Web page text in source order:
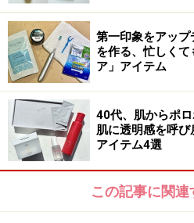
スキンケア効果が欲
たっぷり配合
これ1本でスキンケアもできちゃう
ラボラボ ナチュラルBBクリーム
のあるすっぴん肌に。外側か
第一印象をアッ
を作る、忙しく
ア」アイテム
40代、肌からポ
肌に透明感を呼び
アイテム4選
この記事に関連